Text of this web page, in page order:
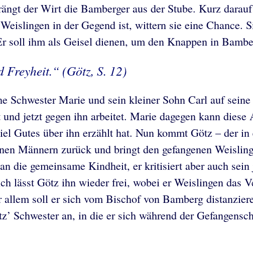
der Wirt die Bamberger aus der Stube. Kurz
in der Gegend ist, wittern sie eine Chance.
soll ihm als Geisel dienen, um den Knappen in
Freyheit.“ (Götz, S. 12)
Schwester Marie und sein kleiner Sohn Carl auf
jetzt gegen ihn arbeitet. Marie dagegen kann
Gutes über ihn erzählt hat. Nun kommt Götz – der
Männern zurück und bringt den gefangenen
die gemeinsame Kindheit, er kritisiert aber auch
lässt Götz ihn wieder frei, wobei er Weislingen das
soll er sich vom Bischof von Bamberg
Schwester an, in die er sich während der